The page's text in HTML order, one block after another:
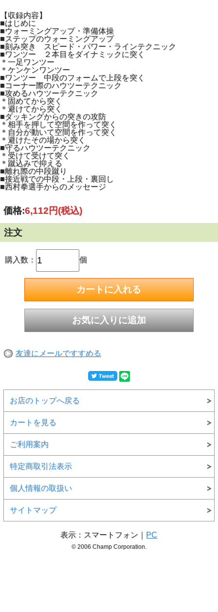
【収録内容】
■はじめに
■ウォーミングアップ・準備体操
■ステップのウォーミングアップ
■刻み突き スピード・パワー・ラインテクニック
■ワンツー ２本目をダイナミックに突く
＊一足ワンツー
＊ケンケンワンツー
■ワンツー 中段のフォームで上段を突く
■コーナー際のハウツーテクニック
■攻めるハウツーテクニック
＊固めてから突く
＊避けてから突く
■ダッキングからの突きの攻防
＊相手を押して空間を作って突く
＊自分が動いて空間を作って突く
＊避けたその場から突く
■守るハウツーテクニック
＊受けて受けて突く
＊蹴込みで抑える
■離れ際の中段蹴り
■接近戦での中段・上段・裏回し
■西村拳選手からのメッセージ
価格:6,112円(税込)
注文
購入数： 個
友達にメールですすめる
お店のトップへ戻る
カートを見る
ご利用案内
特定商取引法表示
個人情報の取扱い
サイトマップ
表示：スマートフォン｜ PC
© 2006 Champ Corporation.